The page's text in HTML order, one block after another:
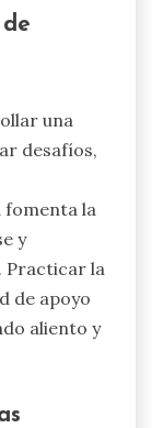
una
desafíos,
la
y
Practicar la
de apoyo
aliento y